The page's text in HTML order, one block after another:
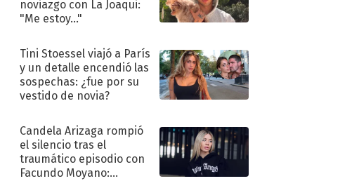
noviazgo con La Joaqui:
"Me estoy..."
Tini Stoessel viajó a París
y un detalle encendió las
sospechas: ¿fue por su
vestido de novia?
Candela Arizaga rompió
el silencio tras el
traumático episodio con
Facundo Moyano: